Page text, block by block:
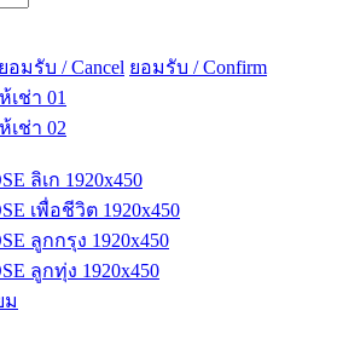
อมรับ / Cancel ยอมรับ / Confirm